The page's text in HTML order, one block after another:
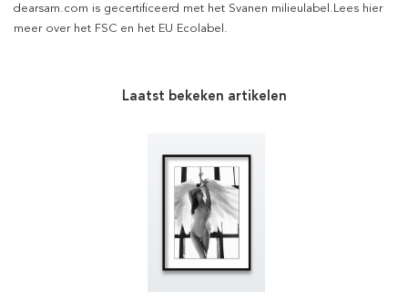
dearsam.com is gecertificeerd met het Svanen milieulabel.Lees hier
meer over het FSC en het EU Ecolabel.
Laatst bekeken artikelen